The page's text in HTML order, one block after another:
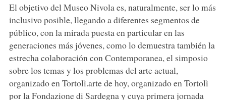
El objetivo del Museo Nivola es, naturalmente, ser lo más
inclusivo posible, llegando a diferentes segmentos de
público, con la mirada puesta en particular en las
generaciones más jóvenes, como lo demuestra también la
estrecha colaboración con Contemporanea, el simposio
sobre los temas y los problemas del arte actual,
organizado en Tortolì.arte de hoy, organizado en Tortolì
por la Fondazione di Sardegna y cuya primera jornada